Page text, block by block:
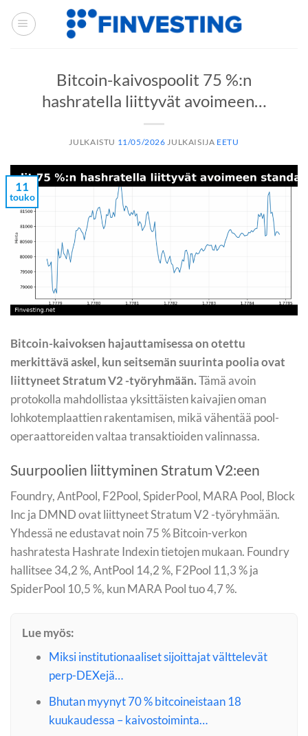
Siirry
sisältöön
Bitcoin-kaivospoolit 75 %:n
hashratella liittyvät avoimeen…
JULKAISTU 11/05/2026 JULKAISIJA EETU
11
touko
Bitcoin-kaivoksen hajauttamisessa on otettu
merkittävä askel, kun seitsemän suurinta poolia ovat
liittyneet Stratum V2 -työryhmään.Tämä avoin
protokolla mahdollistaa yksittäisten kaivajien oman
lohkotemplaattien rakentamisen, mikä vähentää pool-
operaattoreiden valtaa transaktioiden valinnassa.
Suurpoolien liittyminen Stratum V2:een
Foundry, AntPool, F2Pool, SpiderPool, MARA Pool, Block
Inc ja DMND ovat liittyneet Stratum V2 -työryhmään.
Yhdessä ne edustavat noin 75 % Bitcoin-verkon
hashratesta Hashrate Indexin tietojen mukaan. Foundry
hallitsee 34,2 %, AntPool 14,2 %, F2Pool 11,3 % ja
SpiderPool 10,5 %, kun MARA Pool tuo 4,7 %.
Lue myös:
Miksi institutionaaliset sijoittajat välttelevät
perp-DEXejä…
Bhutan myynyt 70 % bitcoineistaan 18
kuukaudessa – kaivostoiminta…